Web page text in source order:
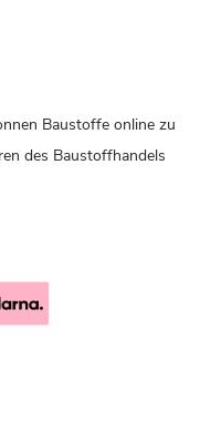
Baustoffe online zu
des Baustoffhandels